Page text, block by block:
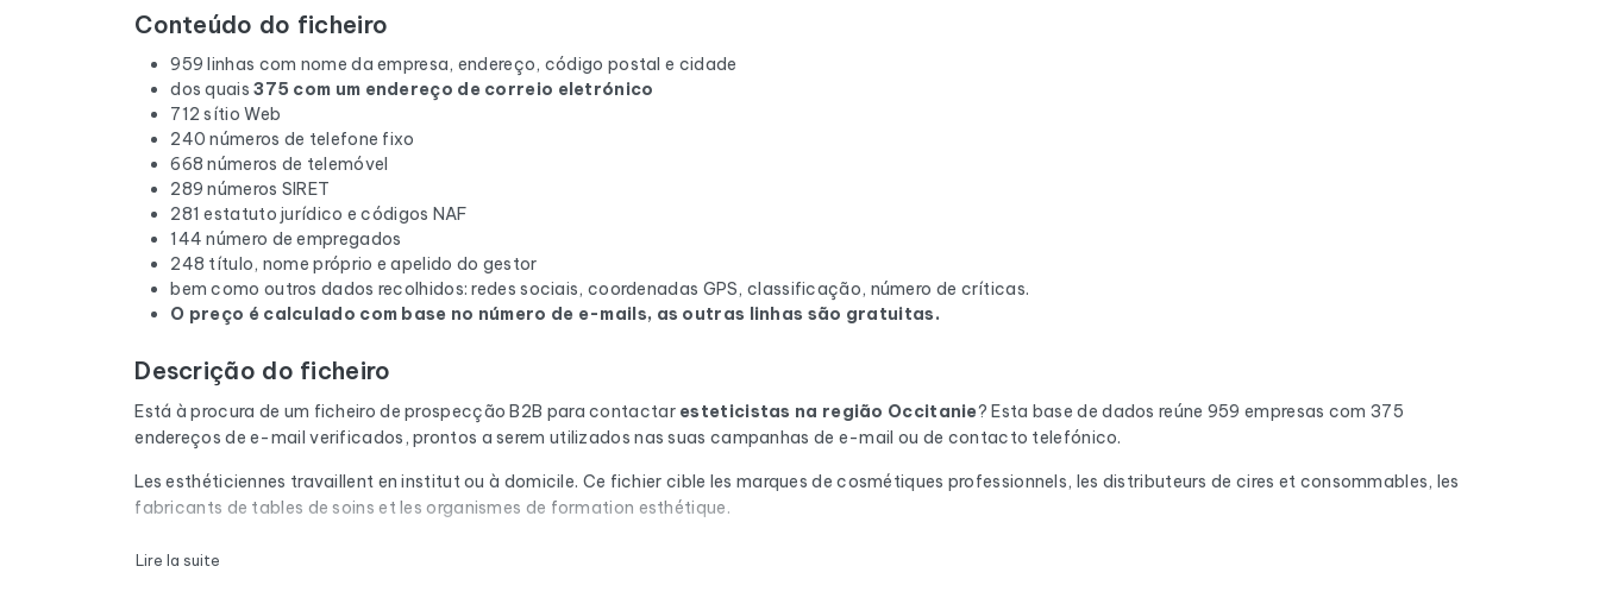
Conteúdo do ficheiro
959 linhas com nome da empresa, endereço, código postal e cidade
dos quais375 com um endereço de correio eletrónico
712 sítio Web
240 números de telefone fixo
668 números de telemóvel
289 números SIRET
281 estatuto jurídico e códigos NAF
144 número de empregados
248 título, nome próprio e apelido do gestor
bem como outros dados recolhidos: redes sociais, coordenadas GPS, classificação, número de críticas.
O preço é calculado com base no número de e-mails, as outras linhas são gratuitas.
Descrição do ficheiro
Está à procura de um ficheiro de prospecção B2B para contactar esteticistas na região Occitanie? Esta base de dados reúne 959 empresas com 375
endereços de e-mail verificados, prontos a serem utilizados nas suas campanhas de e-mail ou de contacto telefónico.
Les esthéticiennes travaillent en institut ou à domicile. Ce fichier cible les marques de cosmétiques professionnels, les distributeurs de cires et consommables, les
fabricants de tables de soins et les organismes de formation esthétique.
Cada e-mail da lista é submetido a uma verificação automática através do Cleanmylist.email antes de ser incluído. Os endereços inválidos, as caixas de
Lire la suite